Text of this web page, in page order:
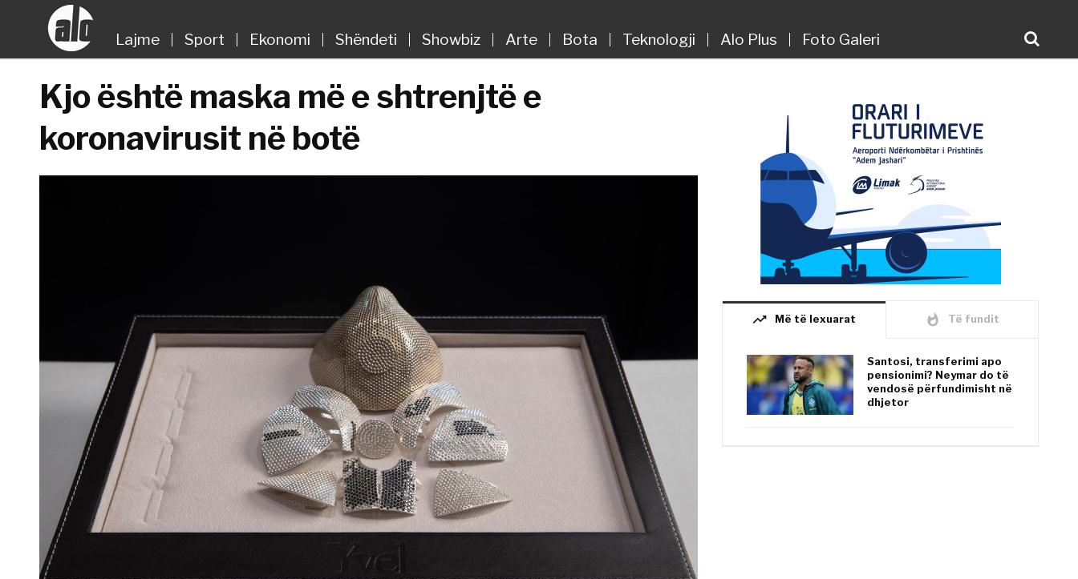
Lajme Sport Ekonomi Shëndeti Showbiz Arte Bota Teknologji Alo Plus Foto Galeri
Kjo është maska më e shtrenjtë e
koronavirusit në botë
trending_up Më të lexuarat whatshot Të fundit
Santosi, transferimi apo
pensionimi? Neymar do të
vendosë përfundimisht në
dhjetor